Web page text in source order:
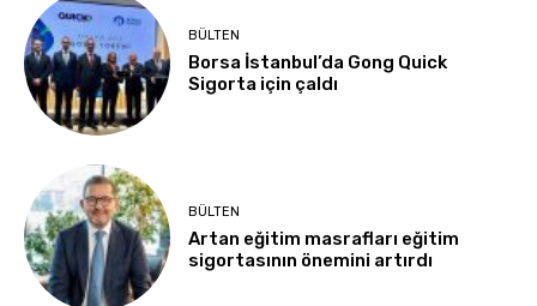
BÜLTEN
Borsa İstanbul’da Gong Quick
Sigorta için çaldı
BÜLTEN
Artan eğitim masrafları eğitim
sigortasının önemini artırdı